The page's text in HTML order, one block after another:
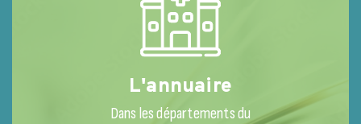
L'annuaire
Dans les départements du